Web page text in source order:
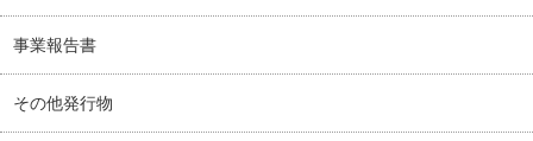
事業報告書
その他発行物